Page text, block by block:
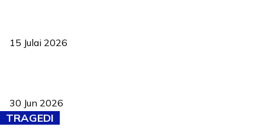
15 Julai 2026
30 Jun 2026
TRAGEDI